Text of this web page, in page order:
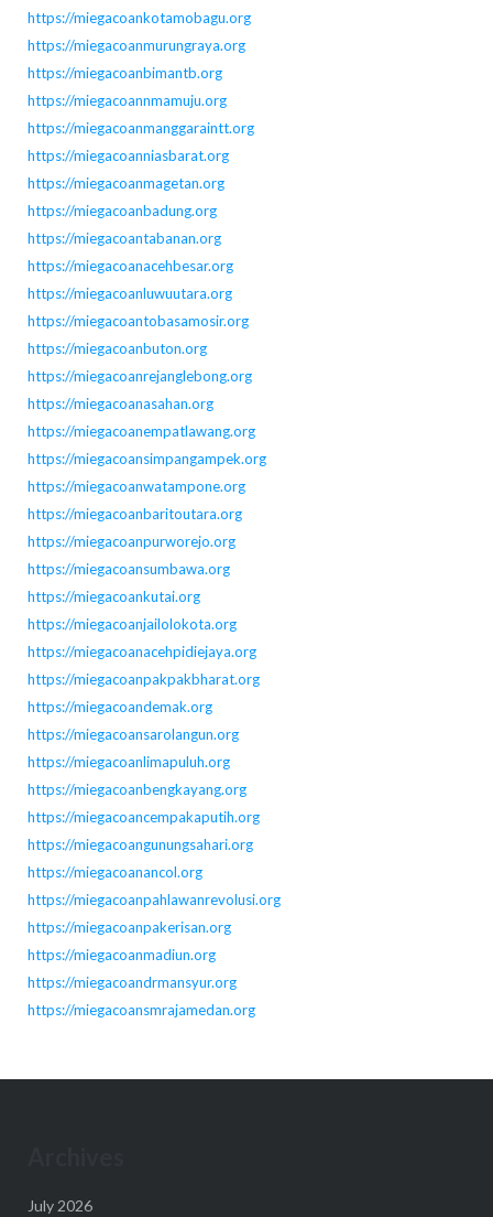
https://miegacoankotamobagu.org
https://miegacoanmurungraya.org
https://miegacoanbimantb.org
https://miegacoannmamuju.org
https://miegacoanmanggaraintt.org
https://miegacoanniasbarat.org
https://miegacoanmagetan.org
https://miegacoanbadung.org
https://miegacoantabanan.org
https://miegacoanacehbesar.org
https://miegacoanluwuutara.org
https://miegacoantobasamosir.org
https://miegacoanbuton.org
https://miegacoanrejanglebong.org
https://miegacoanasahan.org
https://miegacoanempatlawang.org
https://miegacoansimpangampek.org
https://miegacoanwatampone.org
https://miegacoanbaritoutara.org
https://miegacoanpurworejo.org
https://miegacoansumbawa.org
https://miegacoankutai.org
https://miegacoanjailolokota.org
https://miegacoanacehpidiejaya.org
https://miegacoanpakpakbharat.org
https://miegacoandemak.org
https://miegacoansarolangun.org
https://miegacoanlimapuluh.org
https://miegacoanbengkayang.org
https://miegacoancempakaputih.org
https://miegacoangunungsahari.org
https://miegacoanancol.org
https://miegacoanpahlawanrevolusi.org
https://miegacoanpakerisan.org
https://miegacoanmadiun.org
https://miegacoandrmansyur.org
https://miegacoansmrajamedan.org
July 2026